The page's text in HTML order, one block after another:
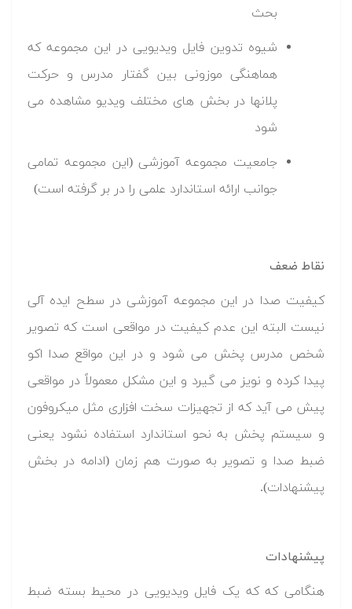
بحث
شیوه تدوین فایل ویدیویی در این مجموعه که
هماهنگی موزونی بین گفتار مدرس و حرکت
پلانها در بخش های مختلف ویدیو مشاهده می
شود
جامعیت مجموعه آموزشی (این مجموعه تمامی
جوانب ارائه استاندارد علمی را در بر گرفته است)
نقاط ضعف
کیفیت صدا در این مجموعه آموزشی در سطح ایده آلی
نیست البته این عدم کیفیت در مواقعی است که تصویر
شخص مدرس پخش می شود و در این مواقع صدا اکو
پیدا کرده و نویز می گیرد و این مشکل معمولاً در مواقعی
پیش می آید که از تجهیزات سخت افزاری مثل میکروفون
و سیستم پخش به نحو استاندارد استفاده نشود یعنی
ضبط صدا و تصویر به صورت هم زمان (ادامه در بخش
پیشنهادات).
پیشنهادات
هنگامی که که یک فایل ویدیویی در محیط بسته ضبط